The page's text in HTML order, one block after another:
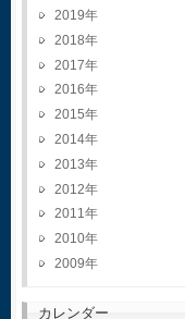
2019
2018
2017
2016
2015
2014
2013
2012
2011
2010
2009
カレンダー